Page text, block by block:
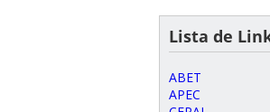
Lista de
ABET
APEC